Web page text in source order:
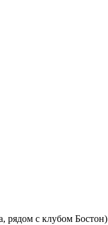
рядом с клубом Бостон)